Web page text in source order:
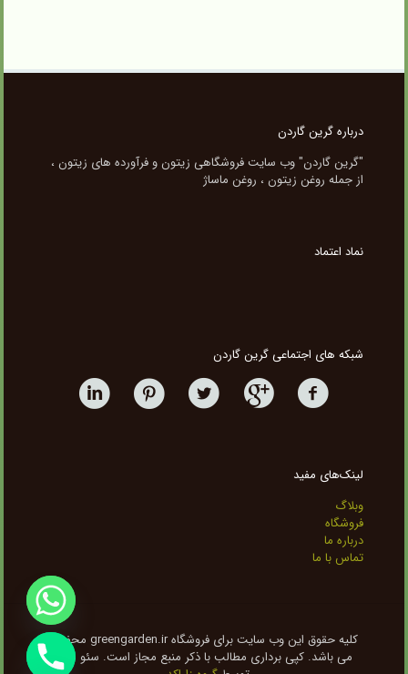
درباره گرین گاردن
"گرین گاردن" وب سایت فروشگاهی زیتون و فرآورده های زیتون ،
از جمله روغن زیتون ، روغن ماساژ
نماد اعتماد
شبکه های اجتماعی گرین گاردن
لینک‌های مفید
وبلاگ
فروشگاه
درباره ما
تماس با ما
کلیه حقوق این وب سایت برای فروشگاه greengarden.ir محفوظ
می باشد. کپی برداری مطالب با ذکر منبع مجاز است. سئو شده
chaty